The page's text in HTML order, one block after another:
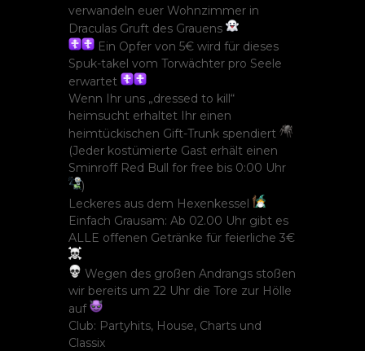
verwandeln euer Wohnzimmer in
Draculas Gruft des Grauens
Ein Opfer von 5€ wird für dieses
Spuk-takel vom Torwächter pro Seele
erwartet
Wenn Ihr uns „dressed to kill“
heimsucht erhaltet Ihr einen
heimtückischen Gift-Trunk spendiert
(Jeder kostümierte Gast erhält einen
Sminroff Red Bull for free bis 0:00 Uhr
)
Leckeres aus dem Hexenkessel
Einfach Grausam: Ab 02.00 Uhr gibt es
ALLE offenen Getränke für feierliche 3€
Wegen des großen Andrangs stoßen
wir bereits um 22 Uhr die Tore zur Hölle
auf
Club: Partyhits, House, Charts und
Classix